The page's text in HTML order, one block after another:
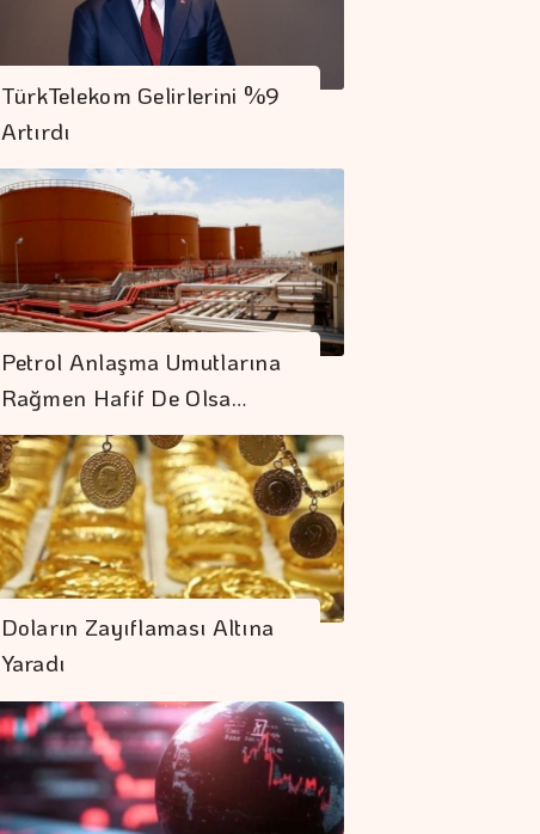
TürkTelekom Gelirlerini %9
Artırdı
Petrol Anlaşma Umutlarına
Rağmen Hafif De Olsa…
Doların Zayıflaması Altına
Yaradı
İran İle Umman
Hürmüz Geçişi
VİOP'ta Endeks
Kontratı Güne Yatay
Başladı
AB'de üretici